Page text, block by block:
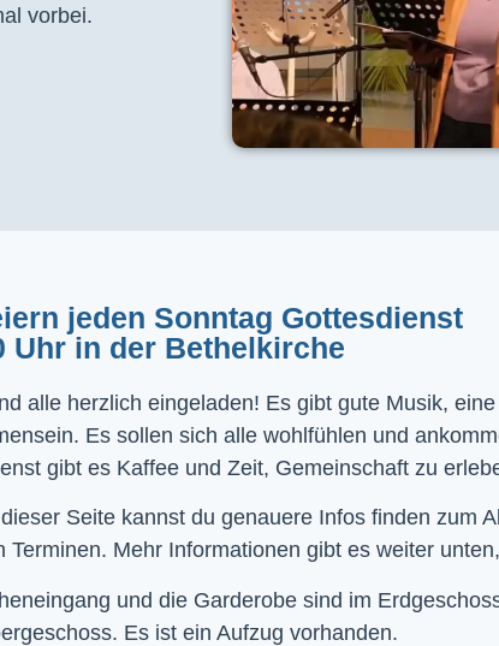
vorbei.
jeden Sonntag Gottesdienst
Uhr in der Bethelkirche
alle herzlich eingeladen! Es gibt gute Musik,
Es sollen sich alle wohlfühlen und
gibt es Kaffee und Zeit, Gemeinschaft zu
Seite kannst du genauere Infos finden zum
Terminen. Mehr Informationen gibt es weiter
und die Garderobe sind im
Es ist ein Aufzug vorhanden.